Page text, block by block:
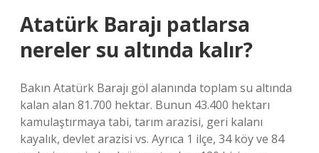
Atatürk Barajı patlarsa
nereler su altında kalır?
Bakın Atatürk Barajı göl alanında toplam su altında
kalan alan 81.700 hektar. Bunun 43.400 hektarı
kamulaştırmaya tabi, tarım arazisi, geri kalanı
kayalık, devlet arazisi vs. Ayrıca 1 ilçe, 34 köy ve 84